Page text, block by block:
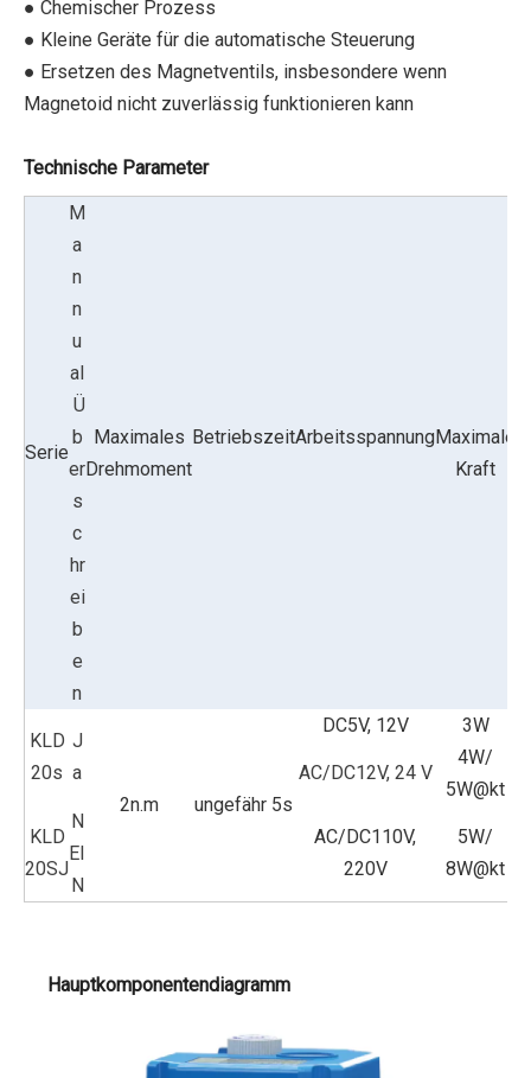
● Chemischer Prozess
● Kleine Geräte für die automatische Steuerung
● Ersetzen des Magnetventils, insbesondere wenn
Magnetoid nicht zuverlässig funktionieren kann
Technische Parameter
Serie
M
a
n
n
u
al
Ü
b
er
s
c
hr
ei
b
e
n
Maximales
Drehmoment
BetriebszeitArbeitsspannungMaximale
Kraft
KLD
20s
J
a
2n.m
ungefähr 5s
DC5V, 12V 3W
AC/DC12V, 24 V
4W/
5W@kt
KLD
20SJ
N
EI
N
AC/DC110V,
220V
5W/
8W@kt
Hauptkomponentendiagramm